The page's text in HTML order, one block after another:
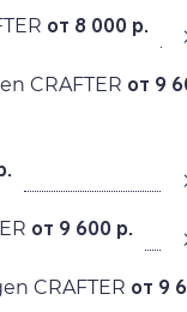
от 8 000 р.
CRAFTER от 9
от 9 600 р.
CRAFTER от 9